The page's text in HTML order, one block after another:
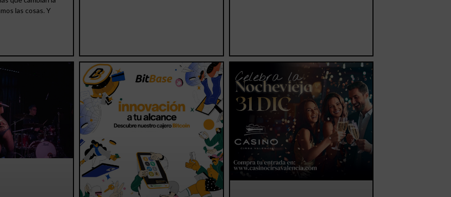
las cosas. Y